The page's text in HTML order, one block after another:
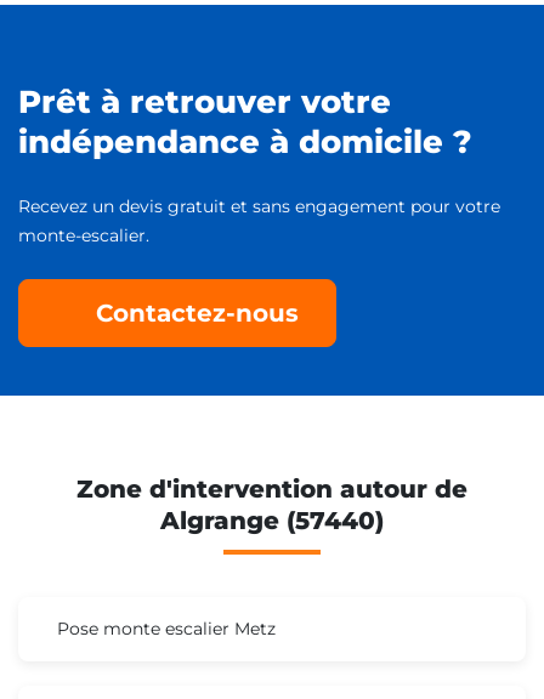
Prêt à retrouver votre
indépendance à domicile ?
Recevez un devis gratuit et sans engagement pour votre
monte-escalier.
Contactez-nous
Zone d'intervention autour de
Algrange (57440)
Pose monte escalier Metz